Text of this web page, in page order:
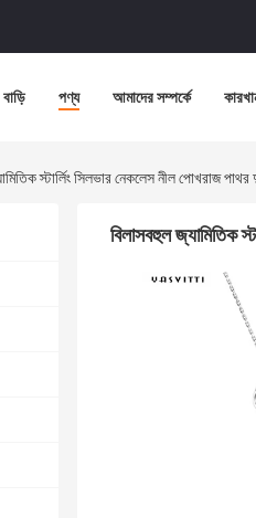
বাড়ি পণ্য আমাদের সম্পর্কে
স্টার্লিং সিলভার নেকলেস নীল পোখরাজ
বিলাসবহুল জ্যামিতিক